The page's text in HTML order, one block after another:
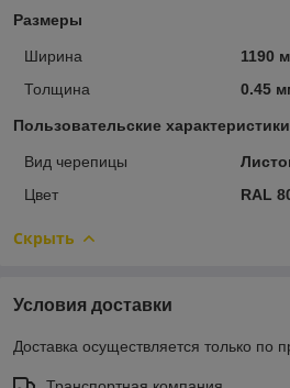
Размеры
Ширина
1190
Толщина
0.45
Пользовательские характеристики
Вид черепицы
Цвет
RAL
Скрыть
Условия доставки
Доставка осуществляется только по